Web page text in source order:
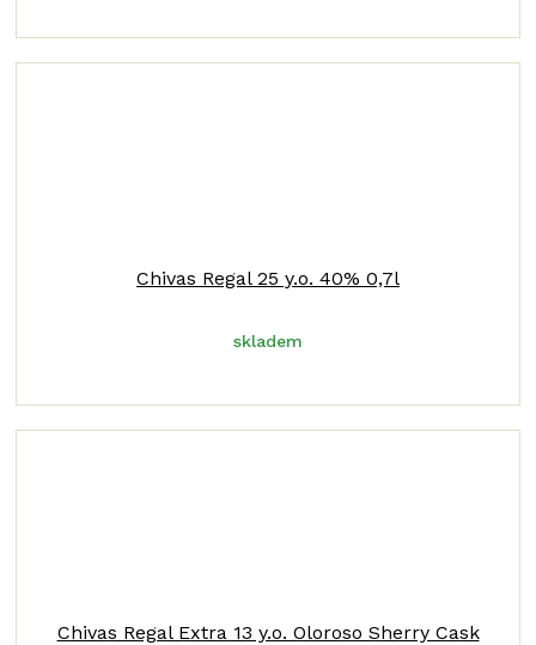
Chivas Regal 25 y.o. 40% 0,7l
skladem
Chivas Regal Extra 13 y.o. Oloroso Sherry Cask